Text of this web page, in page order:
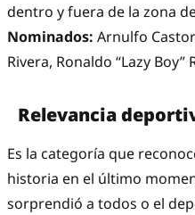
dentro y fuera de la zona
Nominados: Arnulfo
Rivera, Ronaldo “Lazy
Relevancia
Es la categoría que
historia en el último
sorprendió a todos o el